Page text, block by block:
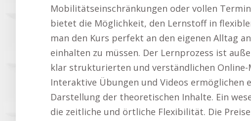
Mobilitätseinschränkungen oder vollen
bietet die Möglichkeit, den Lernstoff in
man den Kurs perfekt an den eigenen Alltag
einhalten zu müssen. Der Lernprozess ist
klar strukturierten und verständlichen
Interaktive Übungen und Videos ermöglichen
Darstellung der theoretischen Inhalte. Ein
die zeitliche und örtliche Flexibilität. Die